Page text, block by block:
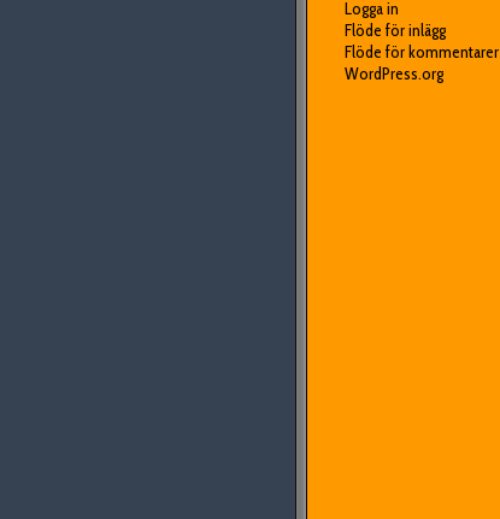
Logga in
Flöde för inlägg
Flöde för kommentarer
WordPress.org